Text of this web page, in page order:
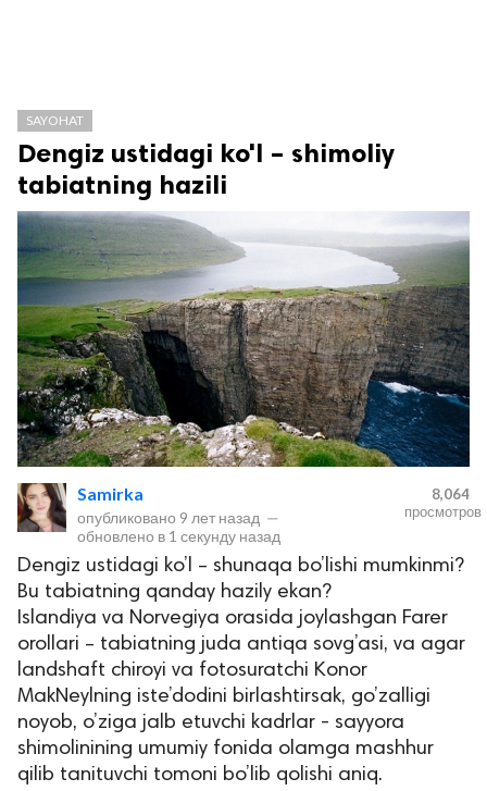
защищены.
SAYOHAT
Dengiz ustidagi ko'l – shimoliy
tabiatning hazili
Samirka
опубликовано 9 лет назад —
обновлено в 1 секунду назад
8,064
просмотров
Dengiz ustidagi ko’l – shunaqa bo’lishi mumkinmi?
Bu tabiatning qanday hazily ekan?
Islandiya va Norvegiya orasida joylashgan Farer
orollari – tabiatning juda antiqa sovg’asi, va agar
landshaft chiroyi va fotosuratchi Konor
MakNeylning iste’dodini birlashtirsak, go’zalligi
noyob, o’ziga jalb etuvchi kadrlar - sayyora
shimolinining umumiy fonida olamga mashhur
qilib tanituvchi tomoni bo’lib qolishi aniq.